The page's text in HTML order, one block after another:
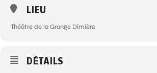
LIEU
Théâtre de la Grange Dimière
DÉTAILS